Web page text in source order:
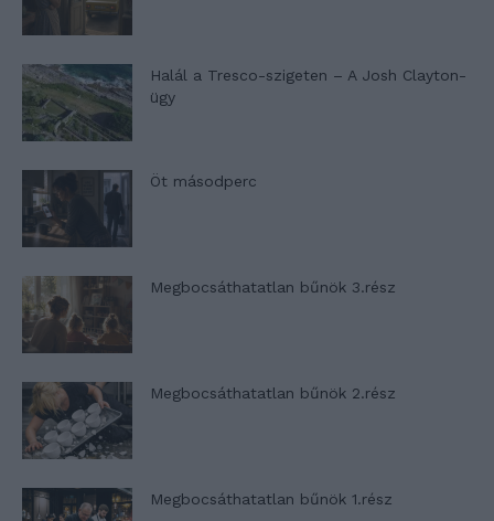
Halál a Tresco-szigeten – A Josh Clayton-
ügy
Öt másodperc
Megbocsáthatatlan bűnök 3.rész
Megbocsáthatatlan bűnök 2.rész
Megbocsáthatatlan bűnök 1.rész